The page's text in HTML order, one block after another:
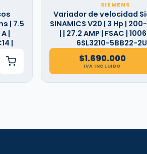
| 7.5
|
|
SIEMENS
Variador de velocidad
SINAMICS V20 | 3 Hp |
| | 27.2 AMP | FSAC |
6SL3210-5BB22-
$1.690.000
IVA INCLUIDO